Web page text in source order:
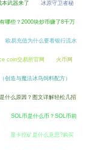
武器来了 冰原守卫者秘
哪些？2000块炒币赚了8千万
欧易充值为什么要看银行流水
coin交易所官网 火币网
创造与魔法冰鸟饲料配方）
什么原因？图文详解轻松几招
SOL币是什么币？SOL币前
显卡挖矿是什么意思?购买